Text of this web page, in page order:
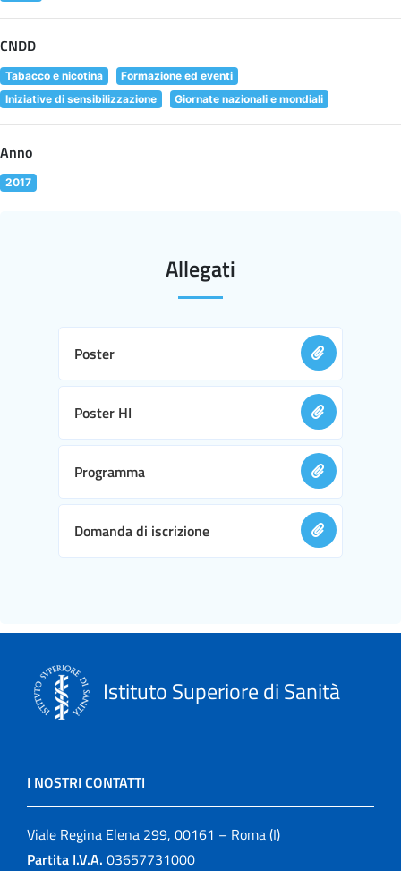
CNDD
Tabacco e nicotina
Formazione ed eventi
Iniziative di sensibilizzazione
Giornate nazionali e mondiali
Anno
2017
Allegati
Poster
Poster HI
Programma
Domanda di iscrizione
Istituto Superiore di Sanità
I NOSTRI CONTATTI
Viale Regina Elena 299, 00161 – Roma (I)
Partita I.V.A. 03657731000